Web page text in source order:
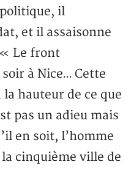
il
et il assaisonne
« Le front
à Nice… Cette
la hauteur de ce que
pas un adieu mais
en soit, l’homme
cinquième ville de